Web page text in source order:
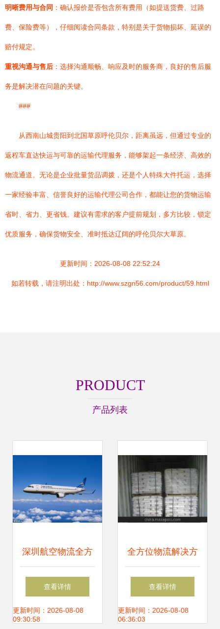
明晰费用与合同 ：确认报价是否包含所有费用（如提送货费、过路
费、保险费等），仔细阅读合同条款，特别是关于货物损坏、延误的
赔付规定。
重视沟通与售后 ：选择沟通顺畅、响应及时的服务商，良好的售后服
务是解决潜在问题的关键。
###
从西南山城贵阳到北国草原呼伦贝尔，距离虽远，但通过专业的
返程车直达快运与可靠的运输代理服务，能够架起一条经济、高效的
物流通道。无论是企业批量货品调拨，还是个人特殊大件托运，选择
一家经验丰富、信誉良好的运输代理公司合作，都能让您的货物运输
省时、省力、更省钱。建议有需求的客户提前规划，多方比较，锁定
优质服务，确保货物安全、准时抵达辽阔的呼伦贝尔大草原。
更新时间：2026-08-08 22:52:24
如若转载，请注明出处：http://www.szgn56.com/product/59.html
PRODUCT
产品列表
深圳航空物流全方
位解析 从红酒到电
子产品的空运服务
查看详情
更新时间：2026-08-08
09:30:58
全方位物流解决方
案 深圳市展宏捷货
运代理，专业高效
查看详情
更新时间：2026-08-08
06:36:03